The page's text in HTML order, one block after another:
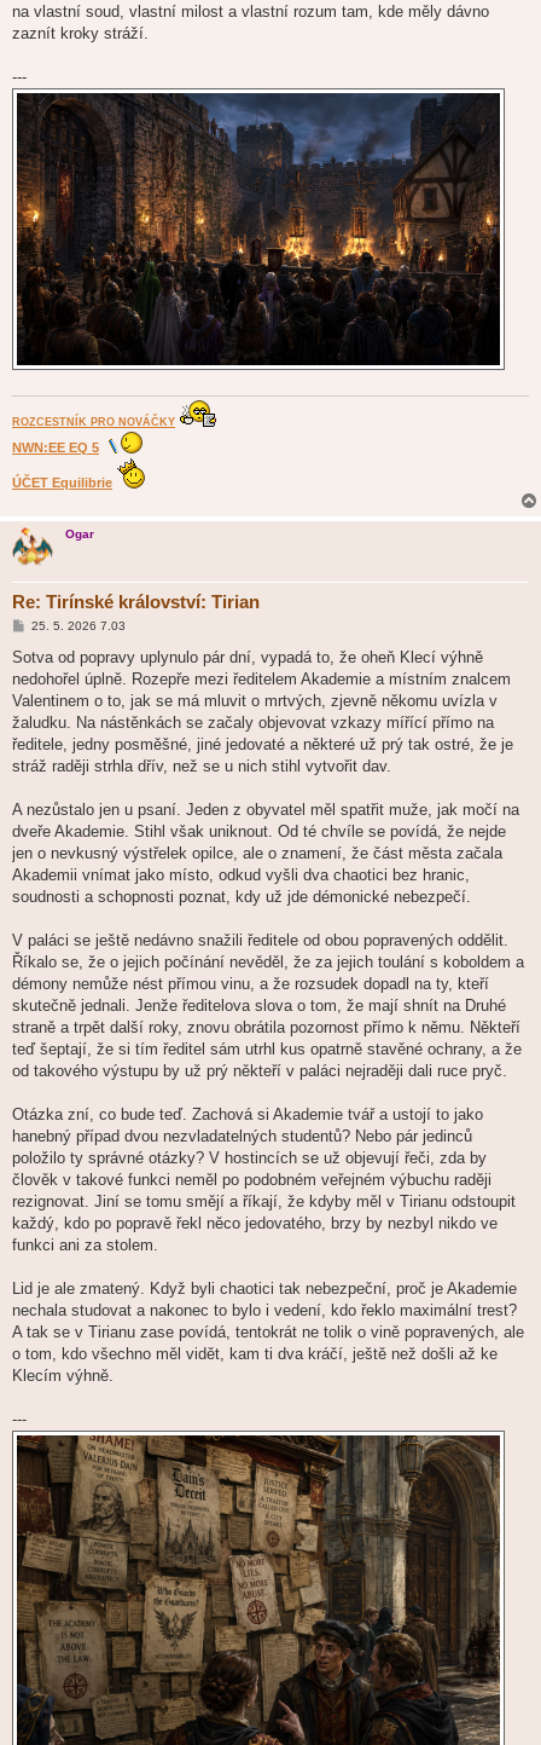
na vlastní soud, vlastní milost a vlastní rozum tam, kde měly dávno
zaznít kroky stráží.
---
ROZCESTNÍK PRO NOVÁČKY
NWN:EE EQ 5
ÚČET Equilibrie
Ogar
Re: Tirínské království: Tirian
P
í
p
ě
e
k
25. 5. 2026 7.03
Sotva od popravy uplynulo pár dní, vypadá to, že oheň Klecí výhně
nedohořel úplně. Rozepře mezi ředitelem Akademie a místním znalcem
Valentinem o to, jak se má mluvit o mrtvých, zjevně někomu uvízla v
žaludku. Na nástěnkách se začaly objevovat vzkazy mířící přímo na
ředitele, jedny posměšné, jiné jedovaté a některé už prý tak ostré, že je
stráž raději strhla dřív, než se u nich stihl vytvořit dav.
A nezůstalo jen u psaní. Jeden z obyvatel měl spatřit muže, jak močí na
dveře Akademie. Stihl však uniknout. Od té chvíle se povídá, že nejde
jen o nevkusný výstřelek opilce, ale o znamení, že část města začala
Akademii vnímat jako místo, odkud vyšli dva chaotici bez hranic,
soudnosti a schopnosti poznat, kdy už jde démonické nebezpečí.
V paláci se ještě nedávno snažili ředitele od obou popravených oddělit.
Říkalo se, že o jejich počínání nevěděl, že za jejich toulání s koboldem a
démony nemůže nést přímou vinu, a že rozsudek dopadl na ty, kteří
skutečně jednali. Jenže ředitelova slova o tom, že mají shnít na Druhé
straně a trpět další roky, znovu obrátila pozornost přímo k němu. Někteří
teď šeptají, že si tím ředitel sám utrhl kus opatrně stavěné ochrany, a že
od takového výstupu by už prý někteří v paláci nejraději dali ruce pryč.
Otázka zní, co bude teď. Zachová si Akademie tvář a ustojí to jako
hanebný případ dvou nezvladatelných studentů? Nebo pár jedinců
položilo ty správné otázky? V hostincích se už objevují řeči, zda by
člověk v takové funkci neměl po podobném veřejném výbuchu raději
rezignovat. Jiní se tomu smějí a říkají, že kdyby měl v Tirianu odstoupit
každý, kdo po popravě řekl něco jedovatého, brzy by nezbyl nikdo ve
funkci ani za stolem.
Lid je ale zmatený. Když byli chaotici tak nebezpeční, proč je Akademie
nechala studovat a nakonec to bylo i vedení, kdo řeklo maximální trest?
A tak se v Tirianu zase povídá, tentokrát ne tolik o vině popravených, ale
o tom, kdo všechno měl vidět, kam ti dva kráčí, ještě než došli až ke
Klecím výhně.
---